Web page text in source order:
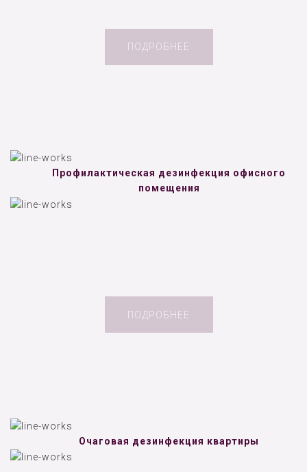
ПОДРОБНЕЕ
Профилактическая дезинфекция офисного
помещения
ПОДРОБНЕЕ
Очаговая дезинфекция квартиры